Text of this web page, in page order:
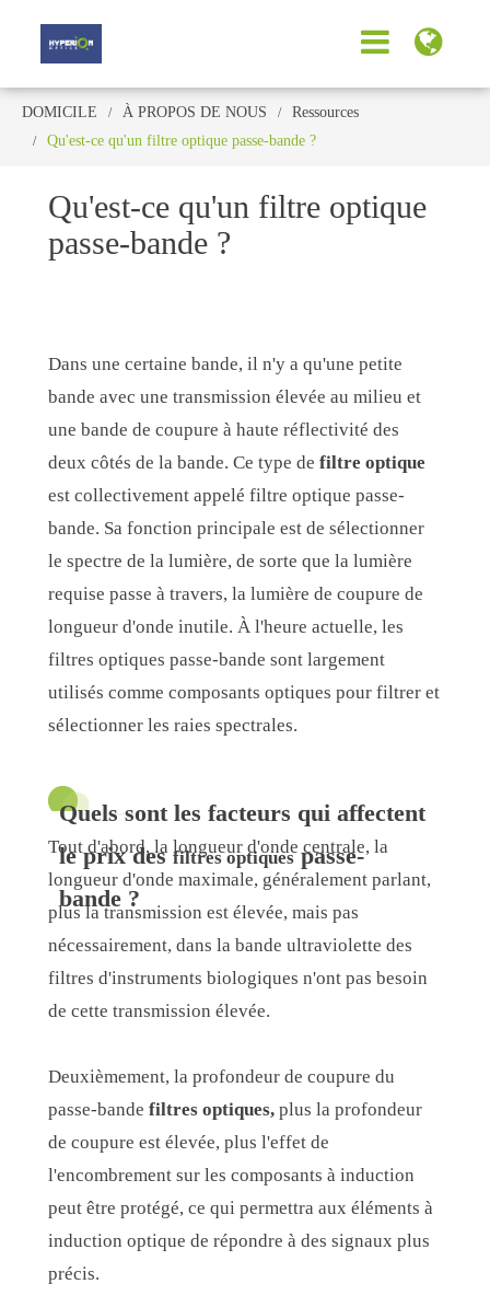
DOMICILE À PROPOS DE NOUS
Ressources
Qu'est-ce qu'un filtre optique passe-bande ?
Qu'est-ce qu'un filtre optique
passe-bande ?
Dans une certaine bande, il n'y a qu'une petite
bande avec une transmission élevée au milieu et
une bande de coupure à haute réflectivité des
deux côtés de la bande. Ce type defiltre optique
est collectivement appelé filtre optique passe-
bande. Sa fonction principale est de sélectionner
le spectre de la lumière, de sorte que la lumière
requise passe à travers, la lumière de coupure de
longueur d'onde inutile. À l'heure actuelle, les
filtres optiques passe-bande sont largement
utilisés comme composants optiques pour filtrer et
sélectionner les raies spectrales.
Quels sont les facteurs qui affectent
le prix desfiltres optiquespasse-
bande ?
Tout d'abord, la longueur d'onde centrale, la
longueur d'onde maximale, généralement parlant,
plus la transmission est élevée, mais pas
nécessairement, dans la bande ultraviolette des
filtres d'instruments biologiques n'ont pas besoin
de cette transmission élevée.
Deuxièmement, la profondeur de coupure du
passe-bande filtres optiques, plus la profondeur
de coupure est élevée, plus l'effet de
l'encombrement sur les composants à induction
peut être protégé, ce qui permettra aux éléments à
induction optique de répondre à des signaux plus
précis.